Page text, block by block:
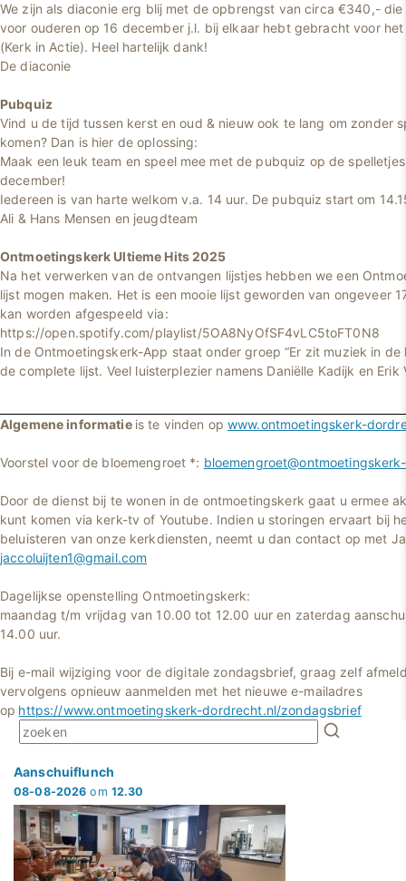
We zijn als diaconie erg blij met de opbrengst van circa €340,-
voor ouderen op 16 december j.l. bij elkaar hebt gebracht voor
(Kerk in Actie). Heel hartelijk dank!
De diaconie
Pubquiz
Vind u de tijd tussen kerst en oud & nieuw ook te lang om zonder
komen? Dan is hier de oplossing:
Maak een leuk team en speel mee met de pubquiz op de
december!
Iedereen is van harte welkom v.a. 14 uur. De pubquiz start om
Ali & Hans Mensen en jeugdteam
Ontmoetingskerk Ultieme Hits 2025
Na het verwerken van de ontvangen lijstjes hebben we een
lijst mogen maken. Het is een mooie lijst geworden van ongeveer
kan worden afgespeeld via:
https://open.spotify.com/playlist/
In de Ontmoetingskerk-App staat onder groep “Er zit muziek in de
de complete lijst. Veel luisterplezier namens Daniëlle Kadijk en Erik
Algemene informatie is te vinden opwww.ontmoetingskerk-
Voorstel voor de bloemengroet *:
Door de dienst bij te wonen in de ontmoetingskerk gaat u ermee
kunt komen via kerk-tv of Youtube. Indien u storingen ervaart bij
beluisteren van onze kerkdiensten, neemt u dan contact op met
jaccoluijten1@gmail.com
Dagelijkse openstelling Ontmoetingskerk:
maandag t/m vrijdag van 10.00 tot 12.00 uur en zaterdag
14.00 uur.
Bij e-mail wijziging voor de digitale zondagsbrief, graag zelf
vervolgens opnieuw aanmelden met het nieuwe e-mailadres
op https://www.ontmoetingskerk-dordrecht.nl/zondagsbrief
Aanschuiflunch
08-08-2026 om 12.30